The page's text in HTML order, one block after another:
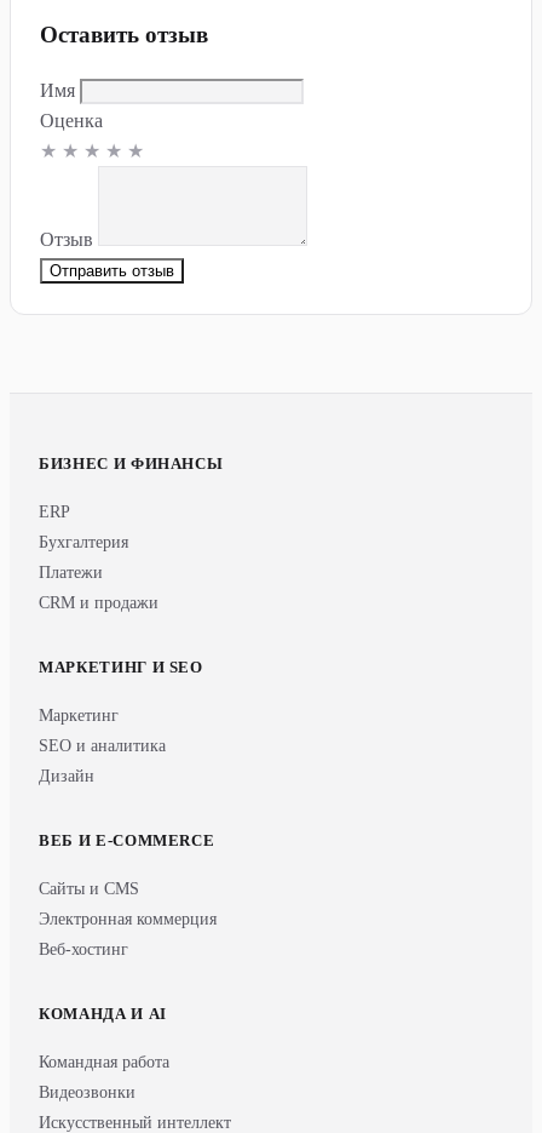
Оставить отзыв
Имя
Оценка
★ ★ ★ ★ ★
Отзыв
Отправить отзыв
БИЗНЕС И ФИНАНСЫ
ERP
Бухгалтерия
Платежи
CRM и продажи
МАРКЕТИНГ И SEO
Маркетинг
SEO и аналитика
Дизайн
ВЕБ И E-COMMERCE
Сайты и CMS
Электронная коммерция
Веб-хостинг
КОМАНДА И AI
Командная работа
Видеозвонки
Искусственный интеллект